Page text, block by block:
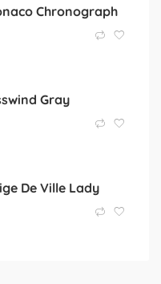
Chronograph
Gray
De Ville Lady